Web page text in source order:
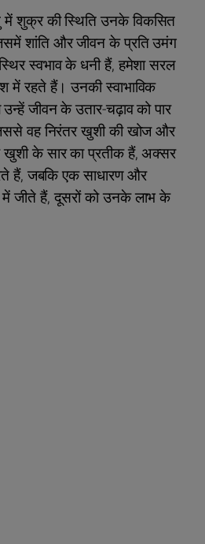
में शुक्र की स्थिति उनके विकसित
शांति और जीवन के प्रति उमंग
स्वभाव के धनी हैं, हमेशा सरल
रहते हैं। उनकी स्वाभाविक
जीवन के उतार-चढ़ाव को पार
वह निरंतर खुशी की खोज और
के सार का प्रतीक हैं, अक्सर
हैं, जबकि एक साधारण और
जीते हैं, दूसरों को उनके लाभ के